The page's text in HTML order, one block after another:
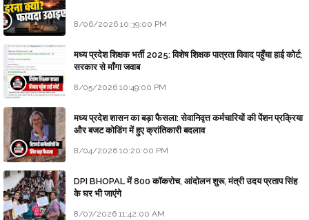
8/06/2026 10:39:00 PM
मध्य प्रदेश शिक्षक भर्ती 2025: विशेष शिक्षक पात्रता विवाद पहुँचा हाई कोर्ट;
सरकार से माँगा जवाब
8/05/2026 10:49:00 PM
मध्य प्रदेश शासन का बड़ा फैसला: सेवानिवृत्त कर्मचारियों की पेंशन प्रक्रिया
और बजट कोडिंग में हुए क्रांतिकारी बदलाव
8/04/2026 10:20:00 PM
DPI BHOPAL में 800 कॉकरोच, आंदोलन शुरू, मंत्री उदय प्रताप सिंह
के घर भी जाएंगे
8/07/2026 11:42:00 AM